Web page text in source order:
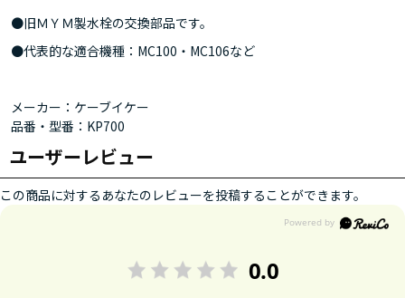
●旧ＭＹＭ製水栓の交換部品です。
●代表的な適合機種：MC100・MC106など
メーカー：ケーブイケー
品番・型番：KP700
ユーザーレビュー
この商品に対するあなたのレビューを投稿することができます。
0.0